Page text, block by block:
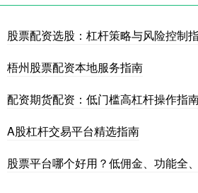
股票配资选股：杠杆策略与风险控制
梧州股票配资本地服务指南
配资期货配资：低门槛高杠杆操作指
A股杠杆交易平台精选指南
股票平台哪个好用？低佣金、功能全